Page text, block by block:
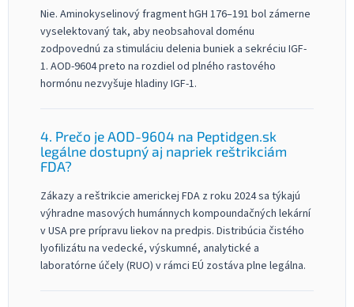
Nie. Aminokyselinový fragment hGH 176–191 bol zámerne
vyselektovaný tak, aby neobsahoval doménu
zodpovednú za stimuláciu delenia buniek a sekréciu IGF-
1. AOD-9604 preto na rozdiel od plného rastového
hormónu nezvyšuje hladiny IGF-1.
4. Prečo je AOD-9604 na Peptidgen.sk
legálne dostupný aj napriek reštrikciám
FDA?
Zákazy a reštrikcie americkej FDA z roku 2024 sa týkajú
výhradne masových humánnych kompoundačných lekární
v USA pre prípravu liekov na predpis. Distribúcia čistého
lyofilizátu na vedecké, výskumné, analytické a
laboratórne účely (RUO) v rámci EÚ zostáva plne legálna.